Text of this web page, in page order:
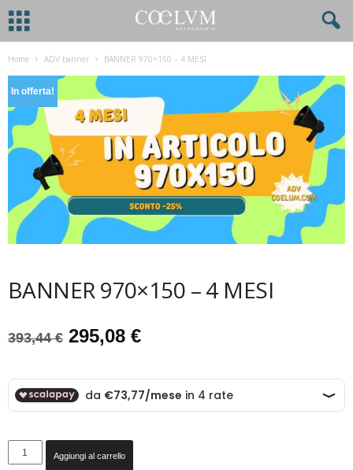
Home ADV banner BANNER 970×150 – 4 MESI
In offerta!
BANNER 970×150 – 4 MESI
393,44€ Il
originale
393,44 €.
295,08 €Il
attuale
BANNER
970x150
Aggiungi al carrello